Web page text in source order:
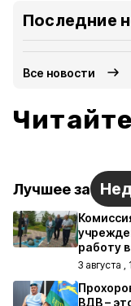
Последние
Все новости
Лучшее за
работу
3 августа ,
ВДВ –